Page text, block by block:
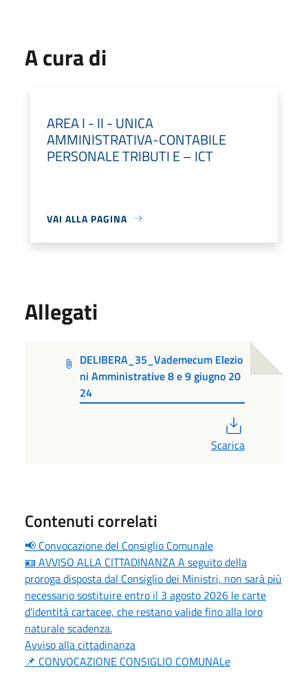
A cura di
AREA I - II - UNICA
AMMINISTRATIVA-CONTABILE
PERSONALE TRIBUTI E – ICT
VAI ALLA PAGINA
Allegati
DELIBERA_35_Vademecum Elezio
ni Amministrative 8 e 9 giugno 20
24
Scarica
Contenuti correlati
📢 Convocazione del Consiglio Comunale
🪪 AVVISO ALLA CITTADINANZA A seguito della
proroga disposta dal Consiglio dei Ministri, non sarà più
necessario sostituire entro il 3 agosto 2026 le carte
d'identità cartacee, che restano valide fino alla loro
naturale scadenza.
Avviso alla cittadinanza
📌 CONVOCAZIONE CONSIGLIO COMUNALe